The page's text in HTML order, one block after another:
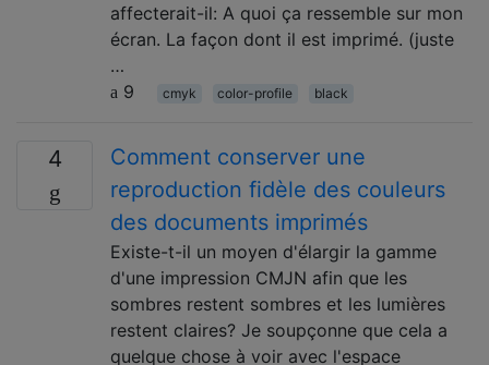
affecterait-il: A quoi ça ressemble sur mon
écran. La façon dont il est imprimé. (juste
…
9
cmyk color-profile black
4
Comment conserver une
reproduction fidèle des couleurs
des documents imprimés
Existe-t-il un moyen d'élargir la gamme
d'une impression CMJN afin que les
sombres restent sombres et les lumières
restent claires? Je soupçonne que cela a
quelque chose à voir avec l'espace